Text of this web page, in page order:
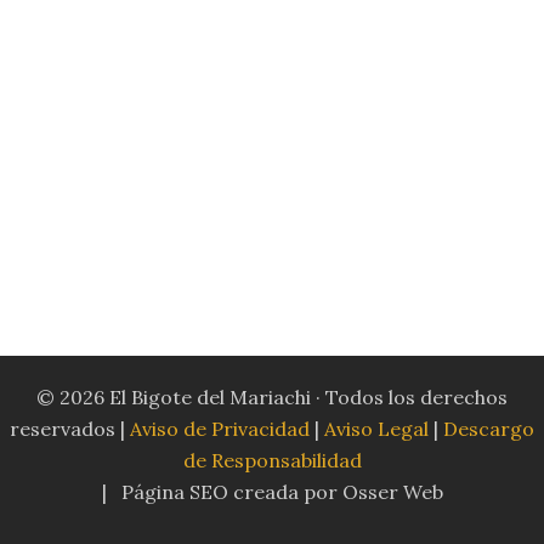
© 2026 El Bigote del Mariachi · Todos los derechos
reservados | Aviso de Privacidad | Aviso Legal | Descargo
de Responsabilidad
| Página SEO creada por Osser Web